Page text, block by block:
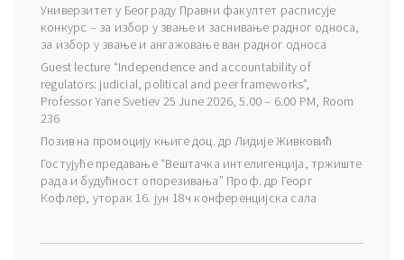
Универзитет у Београду Правни факултет расписује
конкурс – за избор у звање и заснивање радног односа,
за избор у звање и ангажовање ван радног односа
Guest lecture “Independence and accountability of
regulators: judicial, political and peer frameworks”,
Professor Yane Svetiev 25 June 2026, 5.00 – 6.00 PM, Room
236
Позив на промоцију књиге доц. др Лидије Живковић
Гостујуће предавање “Вештачка интелигенција, тржиште
рада и будућност опорезивања” Проф. др Георг
Кофлер, уторак 16. јун 18ч конференцијска сала